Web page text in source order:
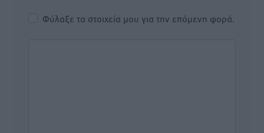
Φύλαξε τα στοιχεία μου για την επόμενη φορά.